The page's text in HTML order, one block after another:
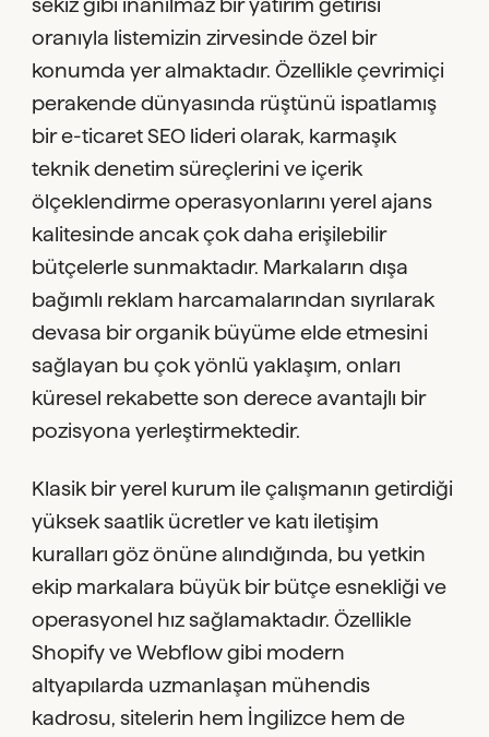
sekiz gibi inanılmaz bir yatırım getirisi
oranıyla listemizin zirvesinde özel bir
konumda yer almaktadır. Özellikle çevrimiçi
perakende dünyasında rüştünü ispatlamış
bir e-ticaret SEO lideri olarak, karmaşık
teknik denetim süreçlerini ve içerik
ölçeklendirme operasyonlarını yerel ajans
kalitesinde ancak çok daha erişilebilir
bütçelerle sunmaktadır. Markaların dışa
bağımlı reklam harcamalarından sıyrılarak
devasa bir organik büyüme elde etmesini
sağlayan bu çok yönlü yaklaşım, onları
küresel rekabette son derece avantajlı bir
pozisyona yerleştirmektedir.
Klasik bir yerel kurum ile çalışmanın getirdiği
yüksek saatlik ücretler ve katı iletişim
kuralları göz önüne alındığında, bu yetkin
ekip markalara büyük bir bütçe esnekliği ve
operasyonel hız sağlamaktadır. Özellikle
Shopify ve Webflow gibi modern
altyapılarda uzmanlaşan mühendis
kadrosu, sitelerin hem İngilizce hem de